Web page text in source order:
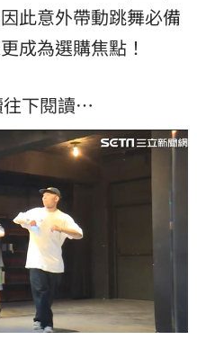
此意外帶動跳舞必備
成為選購焦點！
往下閱讀…